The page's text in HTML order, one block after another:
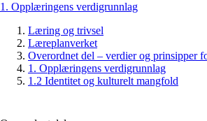
1. Opplæringens verdigrunnlag
Læring og trivsel
Læreplanverket
Overordnet del – verdier og prinsipper
1. Opplæringens verdigrunnlag
1.2 Identitet og kulturelt mangfold